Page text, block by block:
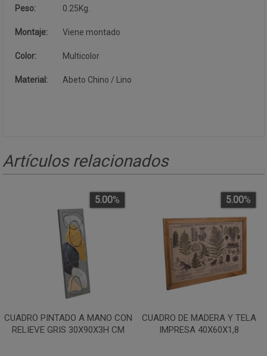
Peso: 0.25Kg.
Montaje: Viene montado
Color: Multicolor
Material: Abeto Chino / Lino
Artículos relacionados
CUADRO PINTADO A MANO CON
RELIEVE GRIS 30X90X3H CM
5.00%
CUADRO DE MADERA Y TELA
IMPRESA 40X60X1,8
5.00%